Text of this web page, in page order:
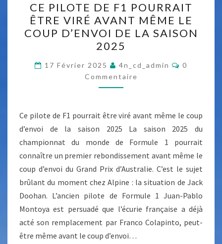
E
C
E
R
C
C
E
Z
F
E
R
R
A
R
I
E
P
L
O
T
E
E
F
1
P
O
U
R
R
A
I
CE PILOTE DE F1 POURRAIT
ÊTRE VIRÉ AVANT MÊME LE
COUP D’ENVOI DE LA SAISON
2025
17 Février 2025 4n_cd_admin
C
A
I
R
E
0
Commentaire
Ce pilote de F1 pourrait être viré avant même le coup
d’envoi de la saison 2025 La saison 2025 du
championnat du monde de Formule 1 pourrait
connaître un premier rebondissement avant même le
coup d’envoi du Grand Prix d’Australie. C’est le sujet
brûlant du moment chez Alpine : la situation de Jack
Doohan. L’ancien pilote de Formule 1 Juan-Pablo
Montoya est persuadé que l’écurie française a déjà
acté son remplacement par Franco Colapinto, peut-
être même avant le coup d’envoi…